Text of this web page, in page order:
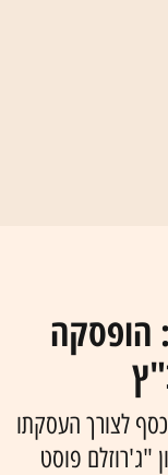
הופסקה
לצורך העסקתו
"ג'רוזלם פוסט